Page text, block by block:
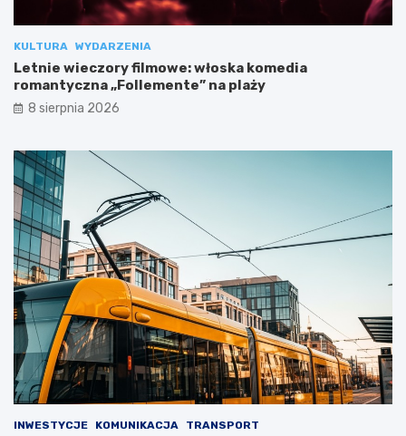
KULTURA WYDARZENIA
Letnie wieczory filmowe: włoska komedia
romantyczna „Follemente” na plaży
8 sierpnia 2026
INWESTYCJE KOMUNIKACJA TRANSPORT